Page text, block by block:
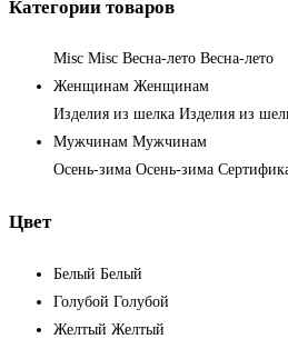
Категории товаров
Misc Misc Весна-лето Весна-лето
Женщинам Женщинам
Изделия из шелка Изделия из
Мужчинам Мужчинам
Осень-зима Осень-зима
Цвет
Белый Белый
Голубой Голубой
Желтый Желтый